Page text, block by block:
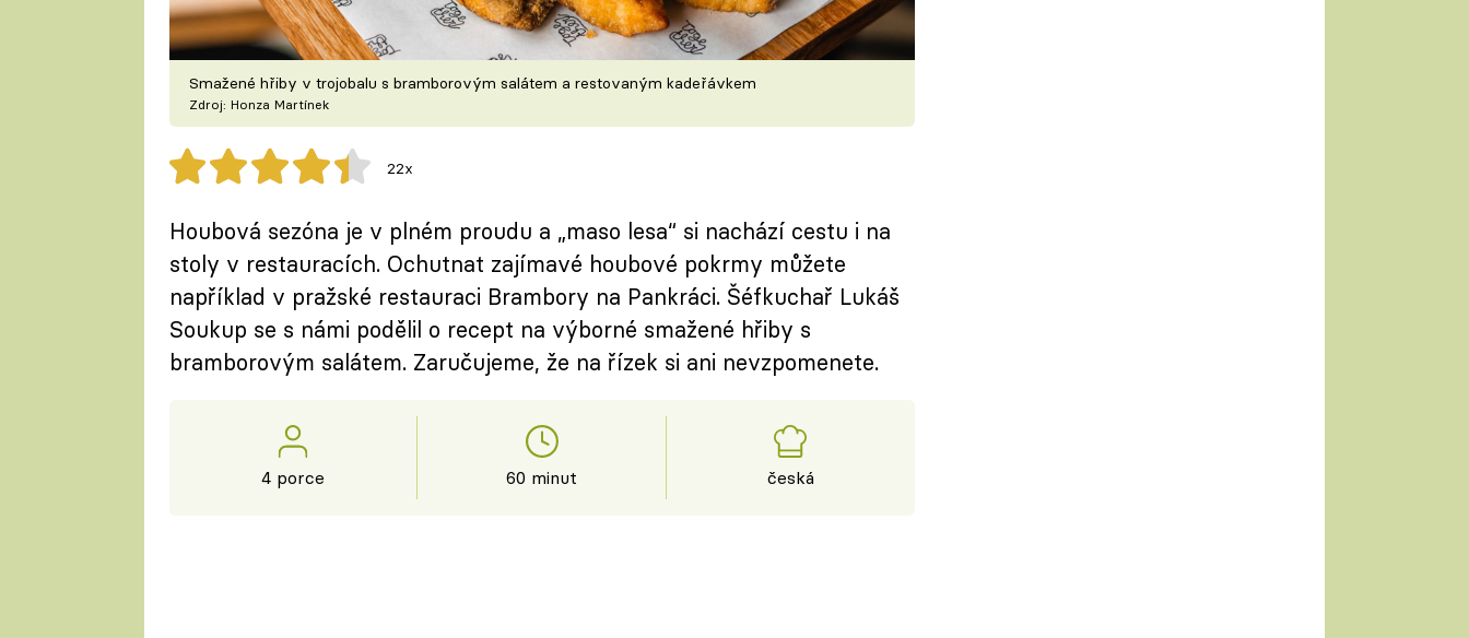
Smažené hřiby v trojobalu s bramborovým salátem a restovaným kadeřávkem
Zdroj: Honza Martínek
22x
Houbová sezóna je v plném proudu a „maso lesa“ si nachází cestu i na
stoly v restauracích. Ochutnat zajímavé houbové pokrmy můžete
například v pražské restauraci Brambory na Pankráci. Šéfkuchař Lukáš
Soukup se s námi podělil o recept na výborné smažené hřiby s
bramborovým salátem. Zaručujeme, že na řízek si ani nevzpomenete.
4 porce 60 minut česká